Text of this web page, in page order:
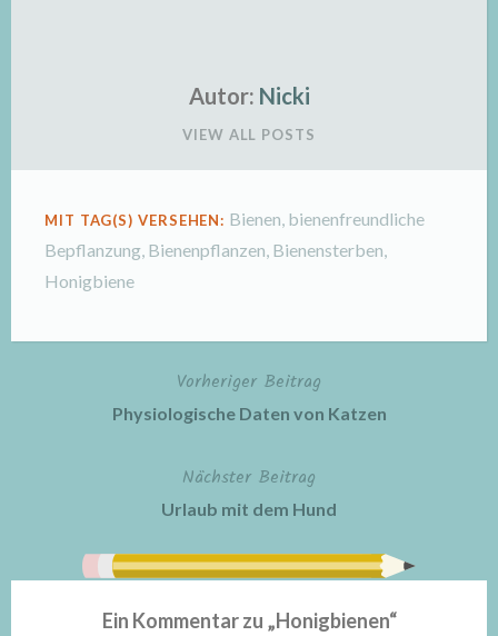
Autor: Nicki
VIEW ALL POSTS
MIT TAG(S) VERSEHEN: Bienen, bienenfreundliche
Bepflanzung, Bienenpflanzen, Bienensterben,
Honigbiene
BeitragsnavigationVorheriger Beitrag
Physiologische Daten von Katzen
Nächster Beitrag
Urlaub mit dem Hund
Ein Kommentar zu „Honigbienen“